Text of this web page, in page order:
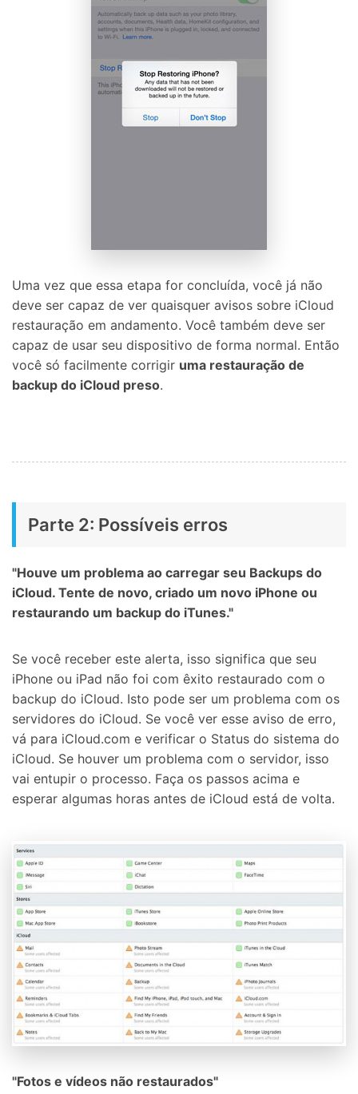
50M+ usuários, 17+ anos
Desbloqueie e repare seu celular
Recupere, proteja e transfira dados faclimente
Abrir APP Teste Online
Uma vez que essa etapa for concluída, você já não
deve ser capaz de ver quaisquer avisos sobre iCloud
restauração em andamento. Você também deve ser
capaz de usar seu dispositivo de forma normal. Então
você só facilmente corrigir uma restauração de
backup do iCloud preso.
Parte 2: Possíveis erros
"Houve um problema ao carregar seu Backups do
iCloud. Tente de novo, criado um novo iPhone ou
restaurando um backup do iTunes."
Se você receber este alerta, isso significa que seu
iPhone ou iPad não foi com êxito restaurado com o
backup do iCloud. Isto pode ser um problema com os
servidores do iCloud. Se você ver esse aviso de erro,
vá para iCloud.com e verificar o Status do sistema do
iCloud. Se houver um problema com o servidor, isso
vai entupir o processo. Faça os passos acima e
esperar algumas horas antes de iCloud está de volta.
"Fotos e vídeos não restaurados"